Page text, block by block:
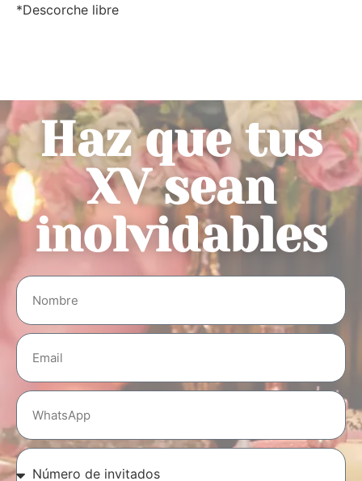
*Descorche libre
Haz que tus
XV sean
inolvidables